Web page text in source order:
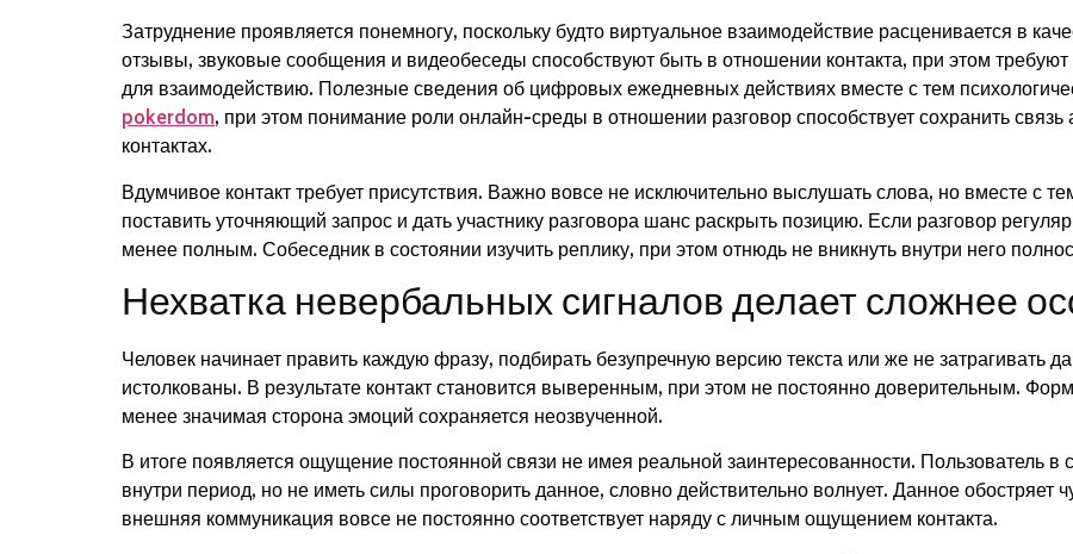
Затруднение проявляется понемногу, поскольку будто виртуальное взаимодействие расценивается в
отзывы, звуковые сообщения и видеобеседы способствуют быть в отношении контакта, при этом
для взаимодействию. Полезные сведения об цифровых ежедневных действиях вместе с тем
pokerdom, при этом понимание роли онлайн-среды в отношении разговор способствует сохранить связь
контактах.
Вдумчивое контакт требует присутствия. Важно вовсе не исключительно выслушать слова, но вместе с
поставить уточняющий запрос и дать участнику разговора шанс раскрыть позицию. Если разговор
менее полным. Собеседник в состоянии изучить реплику, при этом отнюдь не вникнуть внутри него
Нехватка невербальных сигналов делает сложнее
Человек начинает править каждую фразу, подбирать безупречную версию текста или же не затрагивать
истолкованы. В результате контакт становится выверенным, при этом не постоянно доверительным.
менее значимая сторона эмоций сохраняется неозвученной.
В итоге появляется ощущение постоянной связи не имея реальной заинтересованности. Пользователь в
внутри период, но не иметь силы проговорить данное, словно действительно волнует. Данное обостряет
внешняя коммуникация вовсе не постоянно соответствует наряду с личным ощущением контакта.